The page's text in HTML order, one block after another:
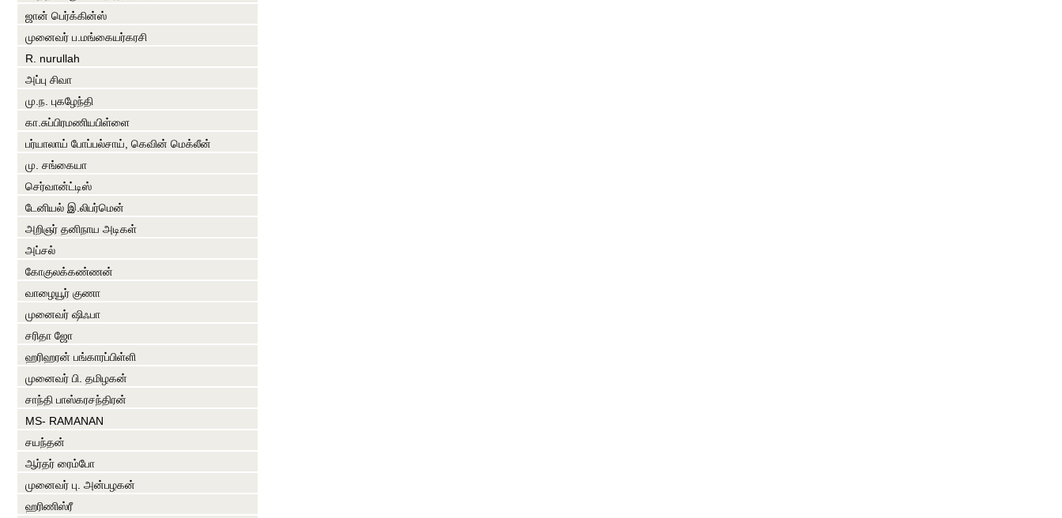
ஜான் பெர்க்கின்ஸ்
முனைவர் ப.மங்கையர்கரசி
R. nurullah
அப்பு சிவா
மு.ந. புகழேந்தி
கா.சுப்பிரமணியபிள்ளை
பர்யாலாய் போப்பல்சாய், கெவின் மெக்லீன்
மு. சங்கையா
செர்வான்ட்டிஸ்
டேனியல் இ.லிபர்மென்
அறிஞர் தனிநாய அடிகள்
அப்சல்
கோகுலக்கண்ணன்
வாழையூர் குணா
முனைவர் ஷிஃபா
சரிதா ஜோ
ஹரிஹரன் பங்காரப்பிள்ளி
முனைவர் பி. தமிழகன்
சாந்தி பாஸ்கரசந்திரன்
MS- RAMANAN
சயந்தன்
ஆர்தர் ரைம்போ
முனைவர் பு. அன்பழகன்
ஹரிணிஸ்ரீ